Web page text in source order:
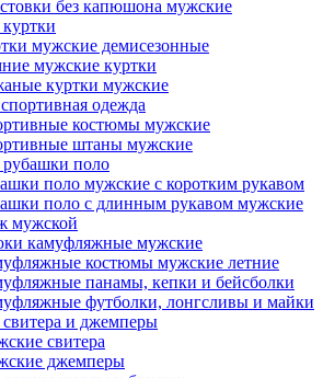
без капюшона мужские
мужские демисезонные
мужские куртки
куртки мужские
одежда
костюмы мужские
штаны мужские
поло
поло мужские с коротким рукавом
поло с длинным рукавом мужские
мужской
камуфляжные мужские
костюмы мужские летние
панамы, кепки и бейсболки
футболки, лонгсливы и майки
и джемперы
свитера
джемперы